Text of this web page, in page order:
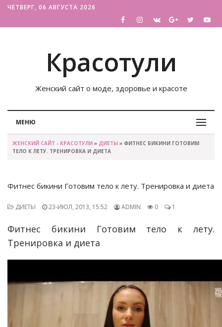
ЧЕТВЕРГ, 06 АВГУСТА 2026
Красотули
Женский сайт о моде, здоровье и красоте
МЕНЮ
ЖЕНСКИЙ САЙТ - КРАСОТУЛИ » ДИЕТЫ » ФИТНЕС БИКИНИ ГОТОВИМ
ТЕЛО К ЛЕТУ. ТРЕНИРОВКА И ДИЕТА
Фитнес бикини Готовим тело к лету. Тренировка и диета
ДИЕТЫ 23-ИЮЛ, 2013, 15:52 ADMIN 0 1
Фитнес бикини Готовим тело к лету.
Тренировка и диета